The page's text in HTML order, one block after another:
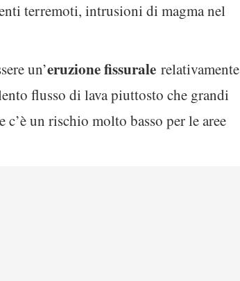
terremoti, intrusioni di magma nel
un’eruzione fissurale relativamente
flusso di lava piuttosto che grandi
un rischio molto basso per le aree